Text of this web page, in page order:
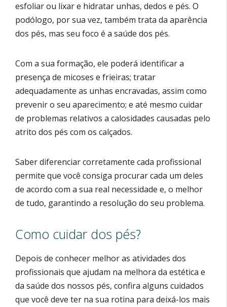
esfoliar ou lixar e hidratar unhas, dedos e pés. O
podólogo, por sua vez, também trata da aparência
dos pés, mas seu foco é a saúde dos pés.
Com a sua formação, ele poderá identificar a
presença de micoses e frieiras; tratar
adequadamente as unhas encravadas, assim como
prevenir o seu aparecimento; e até mesmo cuidar
de problemas relativos a calosidades causadas pelo
atrito dos pés com os calçados.
Saber diferenciar corretamente cada profissional
permite que você consiga procurar cada um deles
de acordo com a sua real necessidade e, o melhor
de tudo, garantindo a resolução do seu problema.
Como cuidar dos pés?
Depois de conhecer melhor as atividades dos
profissionais que ajudam na melhora da estética e
da saúde dos nossos pés, confira alguns cuidados
que você deve ter na sua rotina para deixá-los mais